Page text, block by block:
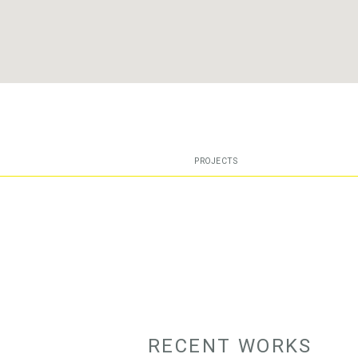
PROJECTS
RECENT WORKS